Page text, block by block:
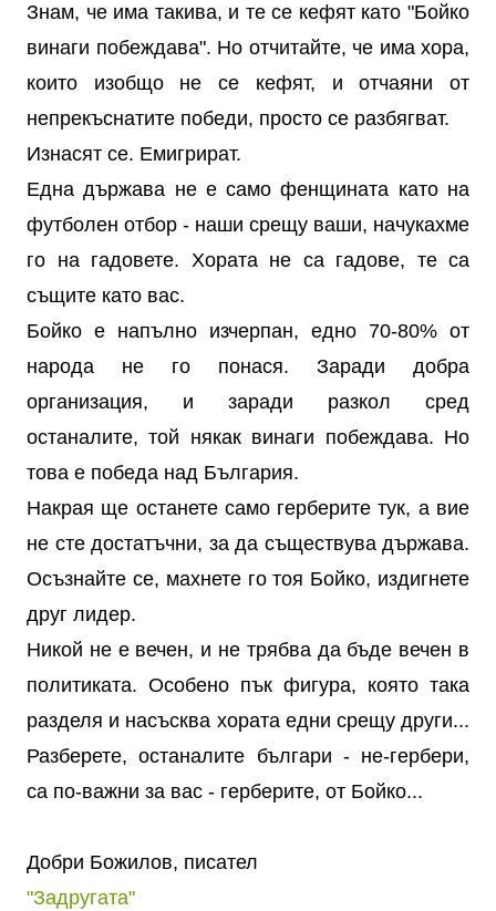
Знам, че има такива, и те се кефят като "Бойко
винаги побеждава". Но отчитайте, че има хора,
които изобщо не се кефят, и отчаяни от
непрекъснатите победи, просто се разбягват.
Изнасят се. Емигрират.
Една държава не е само фенщината като на
футболен отбор - наши срещу ваши, начукахме
го на гадовете. Хората не са гадове, те са
същите като вас.
Бойко е напълно изчерпан, едно 70-80% от
народа не го понася. Заради добра
организация, и заради разкол сред
останалите, той някак винаги побеждава. Но
това е победа над България.
Накрая ще останете само герберите тук, а вие
не сте достатъчни, за да съществува държава.
Осъзнайте се, махнете го тоя Бойко, издигнете
друг лидер.
Никой не е вечен, и не трябва да бъде вечен в
политиката. Особено пък фигура, която така
разделя и насъсква хората едни срещу други...
Разберете, останалите българи - не-гербери,
са по-важни за вас - герберите, от Бойко...
Добри Божилов, писател
"Задругата"